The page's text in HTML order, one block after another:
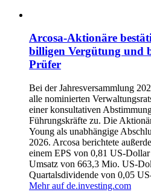
Arcosa-Aktionäre
billigen Vergütung und
Prüfer
Bei der Jahresversammlung
alle nominierten
einer konsultativen
Führungskräfte zu. Die
Young als unabhängige
2026. Arcosa berichtete
einem EPS von 0,81 US-
Umsatz von 663,3 Mio. US-
Quartalsdividende von 0,05
Mehr auf de.investing.com